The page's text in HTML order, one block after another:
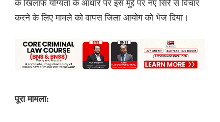
के खिलाफ योग्यता के आधार पर इस मुद्दे पर नए सिरे से विचार
करने के लिए मामले को वापस जिला आयोग को भेज दिया।
पूरा मामला: